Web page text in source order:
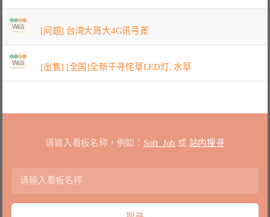
[问题] 台湾大哥大4G讯号差
[出售] [全国]全新千寻侘草LED灯, 水草
请输入看板名称，例如： Soft_Job 或 站内搜寻